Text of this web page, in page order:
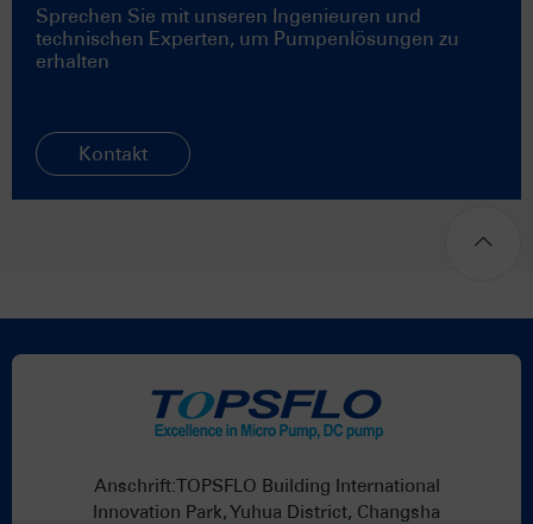
Sprechen Sie mit unseren Ingenieuren und
technischen Experten, um Pumpenlösungen zu
erhalten
Kontakt
Anschrift:TOPSFLO Building International
Innovation Park, Yuhua District, Changsha